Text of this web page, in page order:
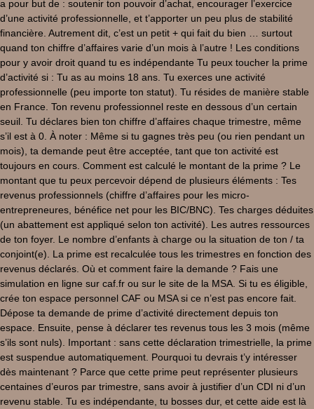
a pour but de : soutenir ton pouvoir d’achat, encourager l’exercice
d’une activité professionnelle, et t’apporter un peu plus de stabilité
financière. Autrement dit, c’est un petit + qui fait du bien … surtout
quand ton chiffre d’affaires varie d’un mois à l’autre ! Les conditions
pour y avoir droit quand tu es indépendante Tu peux toucher la prime
d’activité si : Tu as au moins 18 ans. Tu exerces une activité
professionnelle (peu importe ton statut). Tu résides de manière stable
en France. Ton revenu professionnel reste en dessous d’un certain
seuil. Tu déclares bien ton chiffre d’affaires chaque trimestre, même
s’il est à 0. À noter : Même si tu gagnes très peu (ou rien pendant un
mois), ta demande peut être acceptée, tant que ton activité est
toujours en cours. Comment est calculé le montant de la prime ? Le
montant que tu peux percevoir dépend de plusieurs éléments : Tes
revenus professionnels (chiffre d’affaires pour les micro-
entrepreneures, bénéfice net pour les BIC/BNC). Tes charges déduites
(un abattement est appliqué selon ton activité). Les autres ressources
de ton foyer. Le nombre d’enfants à charge ou la situation de ton / ta
conjoint(e). La prime est recalculée tous les trimestres en fonction des
revenus déclarés. Où et comment faire la demande ? Fais une
simulation en ligne sur caf.fr ou sur le site de la MSA. Si tu es éligible,
crée ton espace personnel CAF ou MSA si ce n’est pas encore fait.
Dépose ta demande de prime d’activité directement depuis ton
espace. Ensuite, pense à déclarer tes revenus tous les 3 mois (même
s’ils sont nuls). Important : sans cette déclaration trimestrielle, la prime
est suspendue automatiquement. Pourquoi tu devrais t’y intéresser
dès maintenant ? Parce que cette prime peut représenter plusieurs
centaines d’euros par trimestre, sans avoir à justifier d’un CDI ni d’un
revenu stable. Tu es indépendante, tu bosses dur, et cette aide est là